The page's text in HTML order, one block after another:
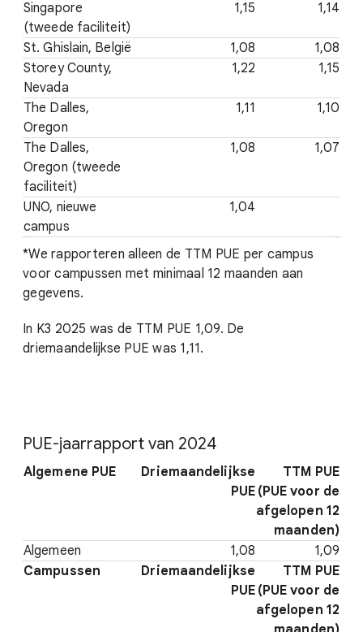
Singapore
(tweede faciliteit)
1,15 1,14
St. Ghislain, België 1,08
1,08
Storey County,
Nevada
1,22 1,15
The Dalles,
Oregon
1,11 1,10
The Dalles,
Oregon (tweede
faciliteit)
1,08 1,07
UNO, nieuwe
campus
1,04
*We rapporteren alleen de TTM PUE per campus
voor campussen met minimaal 12 maanden aan
gegevens.
In K3 2025 was de TTM PUE 1,09. De
driemaandelijkse PUE was 1,11.
PUE-jaarrapport van 2024
Algemene PUE
Driemaandelijkse
PUE
TTM PUE
(PUE voor de
afgelopen 12
maanden)
Algemeen
1,08
1,09
Campussen
Driemaandelijkse
PUE
TTM PUE
(PUE voor de
afgelopen 12